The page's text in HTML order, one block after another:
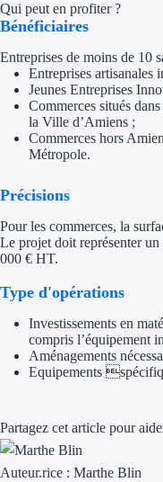
Qui peut en profiter ?
Bénéficiaires
Entreprises de moins de 10
Entreprises artisanales
Jeunes Entreprises
Commerces situés
la Ville d’Amiens ;
Commerces hors
Métropole.
Précisions
Pour les commerces, la
Le projet doit représenter
000 € HT.
Type d'opérations
Investissements en
compris l’équipement
Aménagements
Equipements
Partagez cet article pour
Auteur.rice : Marthe Blin